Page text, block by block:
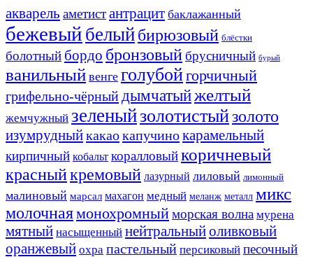
акварель аметистантрацит баклажанный
бежевый белыйбирюзовый блёстки
болотный бордо бронзовыйбрусничный бурый
ванильный венге голубойгорчичный
грифельно-чёрный дымчатыйжелтый
жемчужный зеленыйзолотистыйзолото
изумрудныйкакаокапучинокарамельный
кирпичный кобальт коралловыйкоричневый
красныйкремовый лазурный лиловый лимонный
малиновый марсал махагон медный меланж металл микс
молочнаямонохромныйморская волна мурена
мятный насыщенный нейтральныйоливковый
оранжевый охра пастельный персиковый песочный